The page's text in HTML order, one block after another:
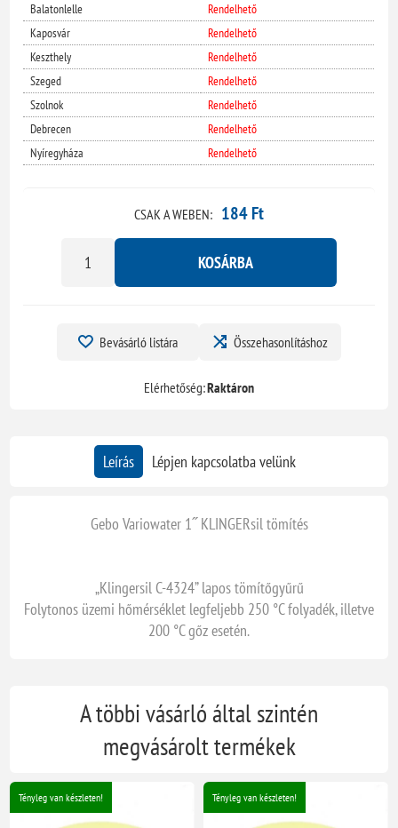
Balatonlelle
Rendelhető
Kaposvár
Rendelhető
Keszthely
Rendelhető
Szeged
Rendelhető
Szolnok
Rendelhető
Debrecen
Rendelhető
Nyíregyháza
Rendelhető
CSAK A WEBEN: 184 Ft
KOSÁRBA
Bevásárló listára Összehasonlításhoz
Elérhetőség:Raktáron
Leírás Lépjen kapcsolatba velünk
Gebo Variowater 1˝ KLINGERsil tömítés
„Klingersil C-4324” lapos tömítőgyűrű
Folytonos üzemi hőmérséklet legfeljebb 250 °C folyadék, illetve
200 °C gőz esetén.
A többi vásárló által szintén
megvásárolt termékek
Tényleg van készleten! Tényleg van készleten!